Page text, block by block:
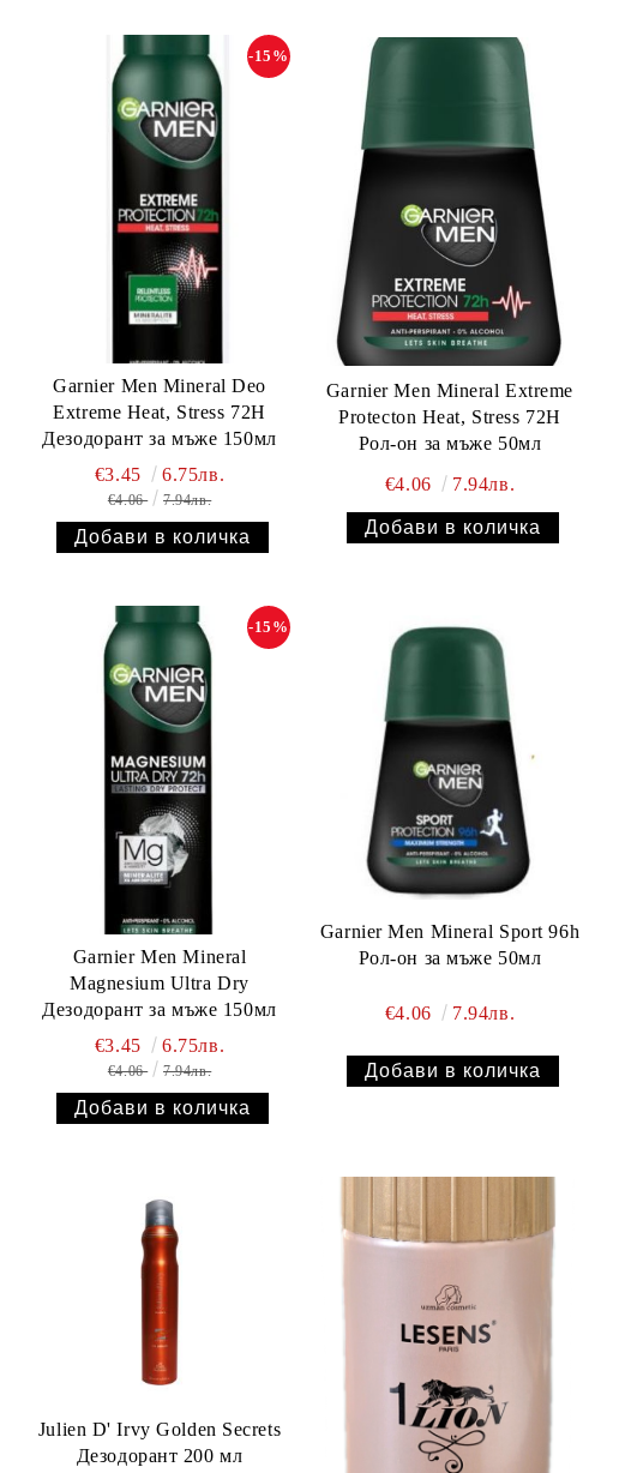
Garnier Men Mineral Deo
Extremе Heat, Stress 72H
Дезодорант за мъже 150мл
-15%
€3.45 6.75лв.
€4.06 7.94лв.
Garnier Men Mineral Extremе
Protecton Heat, Stress 72H
Рол-он за мъже 50мл
€4.06
7.94лв.
Garnier Men Mineral
Magnesium Ultra Dry
Дезодорант за мъже 150мл
-15%
€3.45 6.75лв.
€4.06 7.94лв.
Garnier Men Mineral Sport 96h
Рол-он за мъже 50мл
€4.06 7.94лв.
Julien D' Irvy Golden Secrets
Дезодорант 200 мл